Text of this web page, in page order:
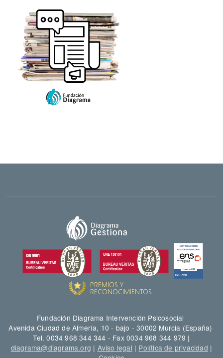
Fundación Diagrama Intervención Psicosocial
Avenida Ciudad de Almería, 10 - bajo - 30002 Murcia (España)
Tel. 0034 968 344 344 - Fax 0034 968 344 979 |
diagrama@diagrama.org | Aviso legal | Política de privacidad |